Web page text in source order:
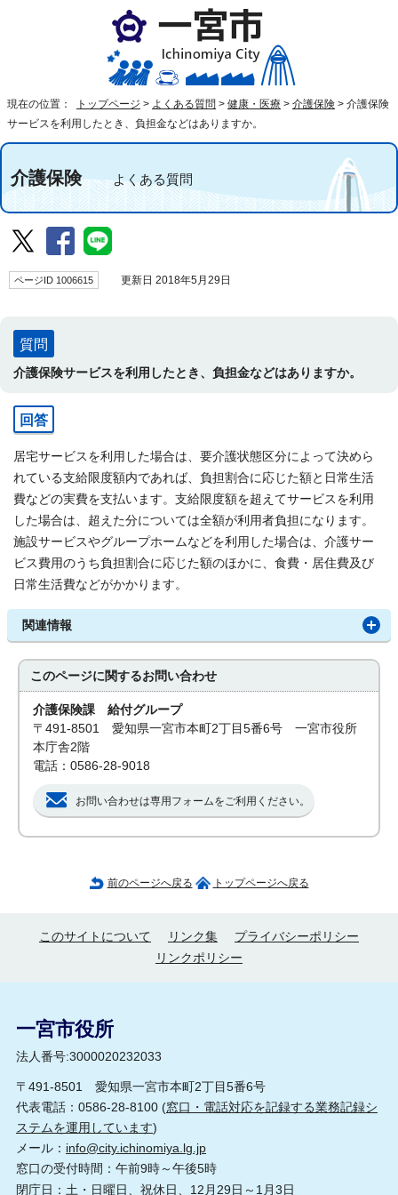
現在の位置： トップページ > よくある質問 > 健康・医療 > 介護保険 > 介護保険
サービスを利用したとき、負担金などはありますか。
介護保険よくある質問
ページID 1006615 更新日 2018年5月29日
質問
介護保険サービスを利用したとき、負担金などはありますか。
回答
居宅サービスを利用した場合は、要介護状態区分によって決めら
れている支給限度額内であれば、負担割合に応じた額と日常生活
費などの実費を支払います。支給限度額を超えてサービスを利用
した場合は、超えた分については全額が利用者負担になります。
施設サービスやグループホームなどを利用した場合は、介護サー
ビス費用のうち負担割合に応じた額のほかに、食費・居住費及び
日常生活費などがかかります。
関連情報
このページに関するお問い合わせ
介護保険課 給付グループ
〒491-8501 愛知県一宮市本町2丁目5番6号 一宮市役所
本庁舎2階
電話：0586-28-9018
お問い合わせは専用フォームをご利用ください。
前のページへ戻る トップページへ戻る
このサイトについて リンク集
プライバシーポリシー
リンクポリシー
一宮市役所
法人番号:3000020232033
〒491-8501 愛知県一宮市本町2丁目5番6号
代表電話：0586-28-8100 (窓口・電話対応を記録する業務記録シ
ステムを運用しています)
メール： info@city.ichinomiya.lg.jp
窓口の受付時間：午前9時～午後5時
閉庁日：土・日曜日、祝休日、12月29日～1月3日